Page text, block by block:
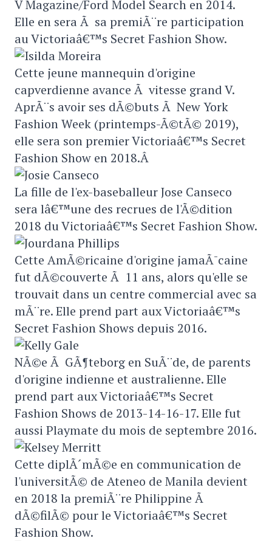
V Magazine/Ford Model Search en 2014.
Elle en sera Ã sa premiÃ¨re participation
au Victoriaâ€™s Secret Fashion Show.
Cette jeune mannequin d'origine
capverdienne avance Ã vitesse grand V.
AprÃ¨s avoir ses dÃ©buts Ã New York
Fashion Week (printemps-Ã©tÃ© 2019),
elle sera son premier Victoriaâ€™s Secret
Fashion Show en 2018.Â
La fille de l'ex-baseballeur Jose Canseco
sera lâ€™une des recrues de l'Ã©dition
2018 du Victoriaâ€™s Secret Fashion Show.
Cette AmÃ©ricaine d'origine jamaÃ¯caine
fut dÃ©couverte Ã 11 ans, alors qu'elle se
trouvait dans un centre commercial avec sa
mÃ¨re. Elle prend part aux Victoriaâ€™s
Secret Fashion Shows depuis 2016.
NÃ©e Ã GÃ¶teborg en SuÃ¨de, de parents
d'origine indienne et australienne. Elle
prend part aux Victoriaâ€™s Secret
Fashion Shows de 2013-14-16-17. Elle fut
aussi Playmate du mois de septembre 2016.
Cette diplÃ´mÃ©e en communication de
l'universitÃ© de Ateneo de Manila devient
en 2018 la premiÃ¨re Philippine Ã
dÃ©filÃ© pour le Victoriaâ€™s Secret
Fashion Show.